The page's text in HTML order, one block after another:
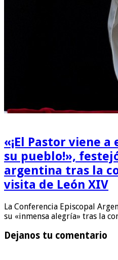
«¡El Pastor viene
su pueblo!»,
argentina tras la
visita de León XIV
La Conferencia Episcopal
su «inmensa alegría» tras la
Dejanos tu comentario